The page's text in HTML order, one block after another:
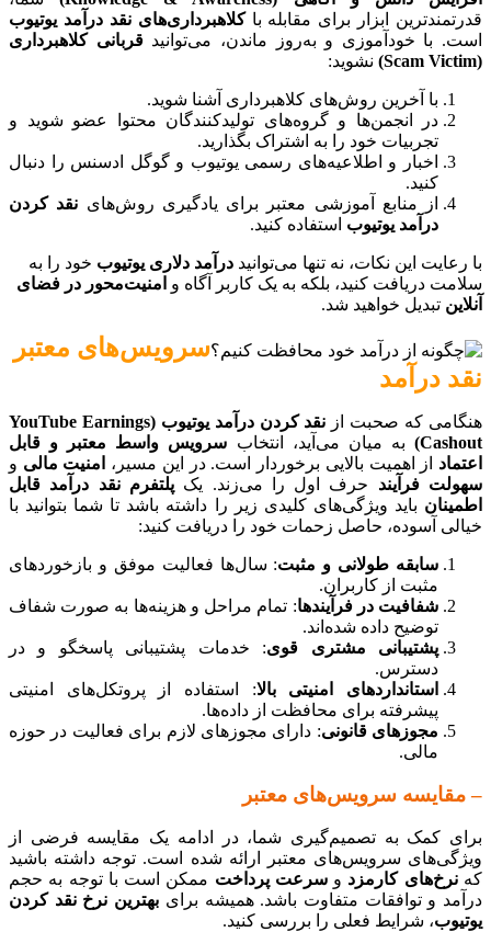
قدرتمندترین ابزار برای مقابله باکلاهبرداری‌های نقد درآمد یوتیوب
است. با خودآموزی و به‌روز ماندن، می‌توانیدقربانی کلاهبرداری
(Scam Victim)
نشوید:
با آخرین روش‌های کلاهبرداری آشنا شوید.
در انجمن‌ها و گروه‌های تولیدکنندگان محتوا عضو شوید و
تجربیات خود را به اشتراک بگذارید.
اخبار و اطلاعیه‌های رسمی یوتیوب و گوگل ادسنس را دنبال
کنید.
از منابع آموزشی معتبر برای یادگیری روش‌های نقد کردن
درآمد یوتیوب استفاده کنید.
با رعایت این نکات، نه تنها می‌توانید درآمد دلاری یوتیوب خود را به
سلامت دریافت کنید، بلکه به یک کاربر آگاه و امنیت‌محور در فضای
آنلاین تبدیل خواهید شد.
سرویس‌های معتبر
نقد درآمد
هنگامی که صحبت از
نقد کردن درآمد یوتیوب (YouTube Earnings
Cashout) به میان می‌آید، انتخاب سرویس واسط معتبر و قابل
اعتماد از اهمیت بالایی برخوردار است. در این مسیر، امنیت مالی و
سهولت فرآیند حرف اول را می‌زند. یکپلتفرم نقد درآمد قابل
اطمینان باید ویژگی‌های کلیدی زیر را داشته باشد تا شما بتوانید با
خیالی آسوده، حاصل زحمات خود را دریافت کنید:
سابقه طولانی و مثبت: سال‌ها فعالیت موفق و بازخوردهای
مثبت از کاربران.
شفافیت در فرآیندها: تمام مراحل و هزینه‌ها به صورت شفاف
توضیح داده شده‌اند.
پشتیبانی مشتری قوی: خدمات پشتیبانی پاسخگو و در
دسترس.
استانداردهای امنیتی بالا: استفاده از پروتکل‌های امنیتی
پیشرفته برای محافظت از داده‌ها.
مجوزهای قانونی: دارای مجوزهای لازم برای فعالیت در حوزه
مالی.
– مقایسه سرویس‌های معتبر
برای کمک به تصمیم‌گیری شما، در ادامه یک مقایسه فرضی از
ویژگی‌های سرویس‌های معتبر ارائه شده است. توجه داشته باشید
کهنرخ‌های کارمزد وسرعت پرداخت ممکن است با توجه به حجم
درآمد و توافقات متفاوت باشد. همیشه برای بهترین نرخ نقد کردن
یوتیوب، شرایط فعلی را بررسی کنید.